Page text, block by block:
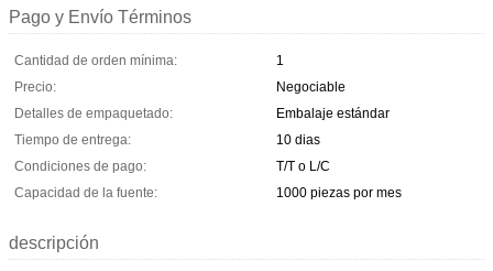
Pago y Envío Términos
Cantidad de orden mínima:
1
Precio:
Negociable
Detalles de empaquetado:
Embalaje estándar
Tiempo de entrega:
10 dias
Condiciones de pago:
T/T o L/C
Capacidad de la fuente:
1000 piezas por mes
descripción